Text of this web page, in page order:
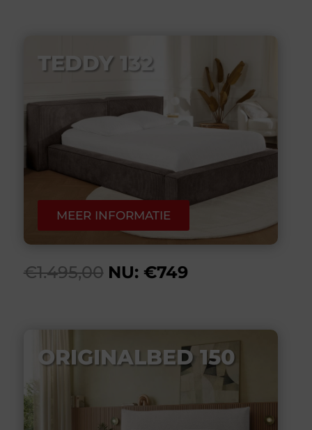
TEDDY 132
MEER INFORMATIE
€1.495,00 NU: €749
ORIGINALBED 150